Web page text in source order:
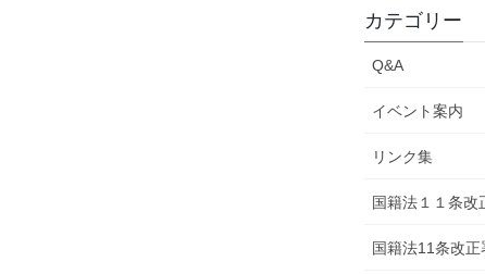
カテゴリー
Q&A
イベント案内
リンク集
国籍法１１条改
国籍法11条改正